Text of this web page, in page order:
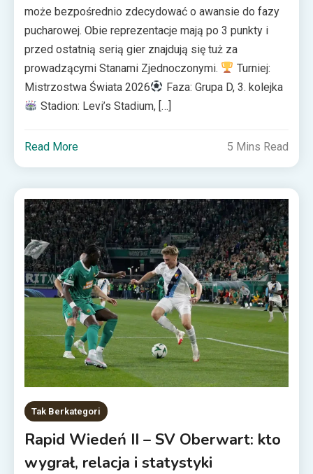
może bezpośrednio zdecydować o awansie do fazy
pucharowej. Obie reprezentacje mają po 3 punkty i
przed ostatnią serią gier znajdują się tuż za
prowadzącymi Stanami Zjednoczonymi.
Turniej:
Mistrzostwa Świata 2026
Faza: Grupa D, 3. kolejka
Stadion: Levi’s Stadium, […]
Read More 5 Mins Read
Tak Berkategori
Rapid Wiedeń II – SV Oberwart: kto
wygrał, relacja i statystyki